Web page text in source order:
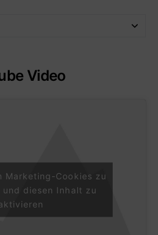
Video
Marketing-Cookies zu
diesen Inhalt zu